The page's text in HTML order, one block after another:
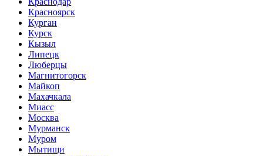
Красноярск
Курган
Курск
Кызыл
Липецк
Люберцы
Магнитогорск
Майкоп
Махачкала
Миасс
Москва
Мурманск
Муром
Мытищи